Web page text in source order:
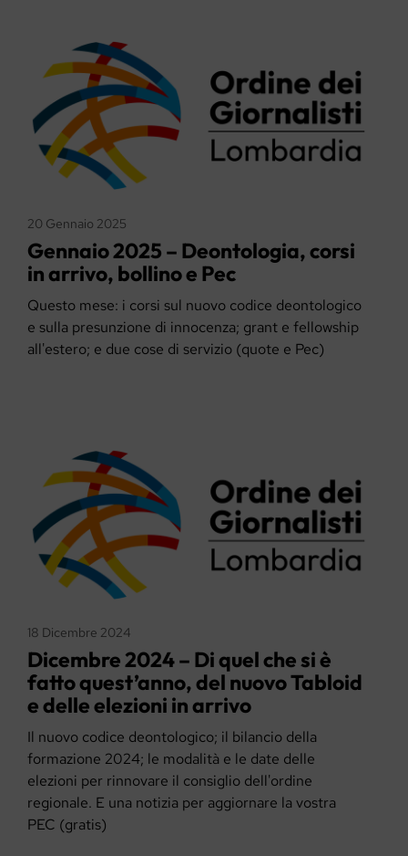
20 Gennaio 2025
Gennaio 2025 – Deontologia, corsi
in arrivo, bollino e Pec
Questo mese: i corsi sul nuovo codice deontologico
e sulla presunzione di innocenza; grant e fellowship
all'estero; e due cose di servizio (quote e Pec)
18 Dicembre 2024
Dicembre 2024 – Di quel che si è
fatto quest’anno, del nuovo Tabloid
e delle elezioni in arrivo
Il nuovo codice deontologico; il bilancio della
formazione 2024; le modalità e le date delle
elezioni per rinnovare il consiglio dell'ordine
regionale. E una notizia per aggiornare la vostra
PEC (gratis)